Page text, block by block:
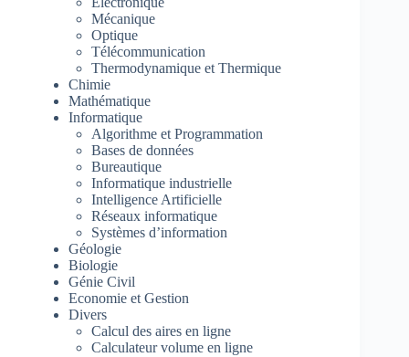
Mécanique
Optique
Télécommunication
Thermodynamique et Thermique
Chimie
Mathématique
Informatique
Algorithme et Programmation
Bases de données
Bureautique
Informatique industrielle
Intelligence Artificielle
Réseaux informatique
Systèmes d’information
Géologie
Biologie
Génie Civil
Economie et Gestion
Divers
Calcul des aires en ligne
Calculateur volume en ligne